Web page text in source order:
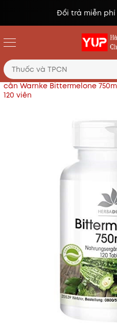
Đổi trả miễn phí
Trang chủ Thực phẩm
cân Warnke Bittermelone
120 viên